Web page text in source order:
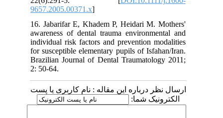
9657.2005.00371.x
16. Jabarifar E, Khadem P, Heidari M. Mothers'
awareness of dental trauma environmental and
individual risk factors and prevention modalities
for susceptible elementary pupils of Isfahan/Iran.
Brazilian Journal of Dental Traumatology 2011;
2: 50-64.
ارسال نظر درباره این مقاله : نام کاربری یا پست
الکترونیک شما: